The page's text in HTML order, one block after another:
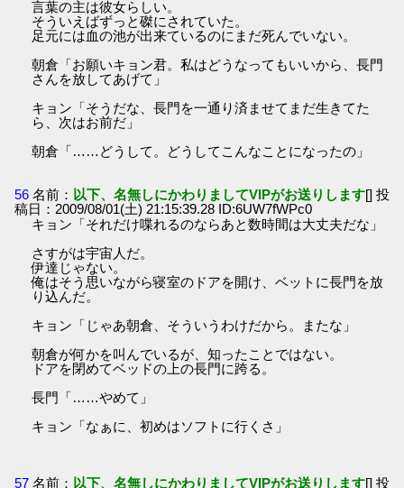
言葉の主は彼女らしい。
そういえばずっと磔にされていた。
足元には血の池が出来ているのにまだ死んでいない。
朝倉「お願いキョン君。私はどうなってもいいから、長門
さんを放してあげて」
キョン「そうだな、長門を一通り済ませてまだ生きてた
ら、次はお前だ」
朝倉「……どうして。どうしてこんなことになったの」
56 名前： 以下、名無しにかわりましてVIPがお送りします[] 投
稿日：2009/08/01(土) 21:15:39.28 ID:6UW7fWPc0
キョン「それだけ喋れるのならあと数時間は大丈夫だな」
さすがは宇宙人だ。
伊達じゃない。
俺はそう思いながら寝室のドアを開け、ベットに長門を放
り込んだ。
キョン「じゃあ朝倉、そういうわけだから。またな」
朝倉が何かを叫んでいるが、知ったことではない。
ドアを閉めてベッドの上の長門に跨る。
長門「……やめて」
キョン「なぁに、初めはソフトに行くさ」
57 名前： 以下、名無しにかわりましてVIPがお送りします[] 投